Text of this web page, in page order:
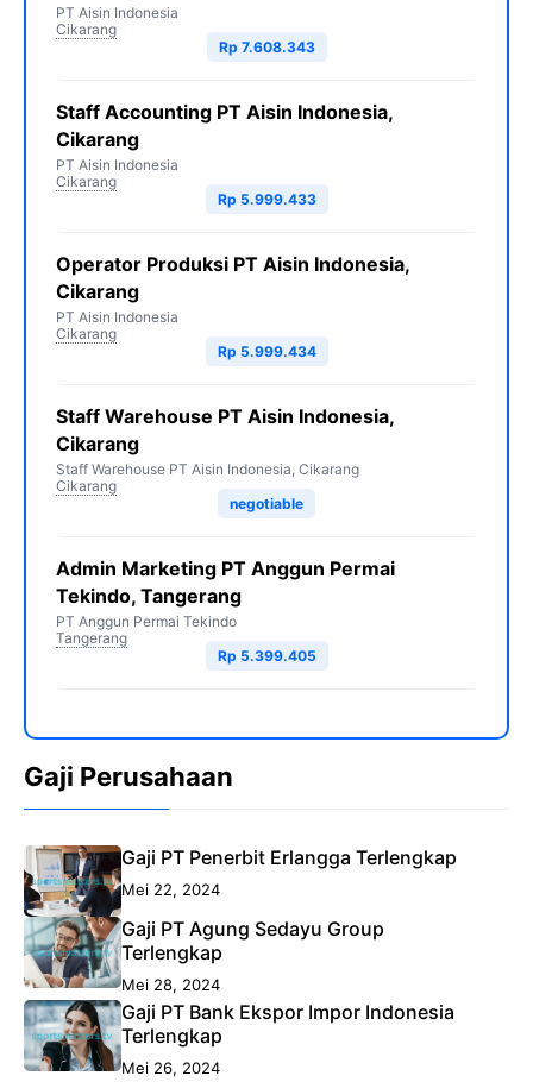
PT Aisin Indonesia
Cikarang
Rp 7.608.343
Staff Accounting PT Aisin Indonesia,
Cikarang
PT Aisin Indonesia
Cikarang
Rp 5.999.433
Operator Produksi PT Aisin Indonesia,
Cikarang
PT Aisin Indonesia
Cikarang
Rp 5.999.434
Staff Warehouse PT Aisin Indonesia,
Cikarang
Staff Warehouse PT Aisin Indonesia, Cikarang
Cikarang
negotiable
Admin Marketing PT Anggun Permai
Tekindo, Tangerang
PT Anggun Permai Tekindo
Tangerang
Rp 5.399.405
Gaji Perusahaan
Gaji PT Penerbit Erlangga Terlengkap
Mei 22, 2024
Gaji PT Agung Sedayu Group
Terlengkap
Mei 28, 2024
Gaji PT Bank Ekspor Impor Indonesia
Terlengkap
Mei 26, 2024